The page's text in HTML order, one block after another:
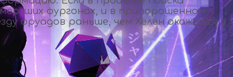
фургонах, и в припорошенном
фруадов раньше, чем Хелен окажется в